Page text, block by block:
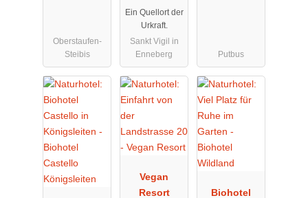
Oberstaufen-
Steibis
baths
Ein Quellort der
Urkraft.
Sankt Vigil in
Enneberg
Putbus
Vegan
Resort
Biohotel